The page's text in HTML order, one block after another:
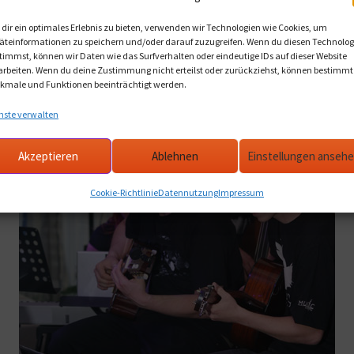
dir ein optimales Erlebnis zu bieten, verwenden wir Technologien wie Cookies, um
zu speichern und/oder darauf zuzugreifen. Wenn du diesen
können wir Daten wie das Surfverhalten oder eindeutige IDs auf dieser Website
Wenn du deine Zustimmung nicht erteilst oder zurückziehst, können
und Funktionen beeinträchtigt werden.
verwalten
Akzeptieren Ablehnen Einstellungen
Cookie-RichtlinieDatennutzungImpressum